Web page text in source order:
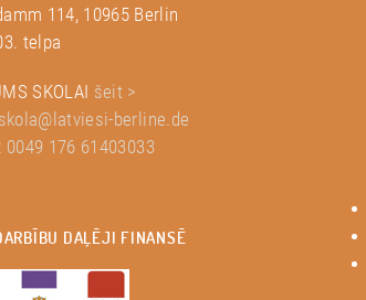
114, 10965 Berlin
telpa
SKOLAI šeit >
skola@latviesi-berline.de
0049 176 61403033
DAĻĒJI FINANSĒ